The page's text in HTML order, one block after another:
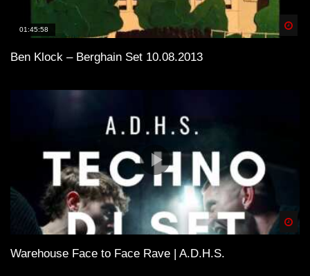
01:45:58
Ben Klock – Berghain Set 10.08.2013
Warehouse Face to Face Rave | A.D.H.S.